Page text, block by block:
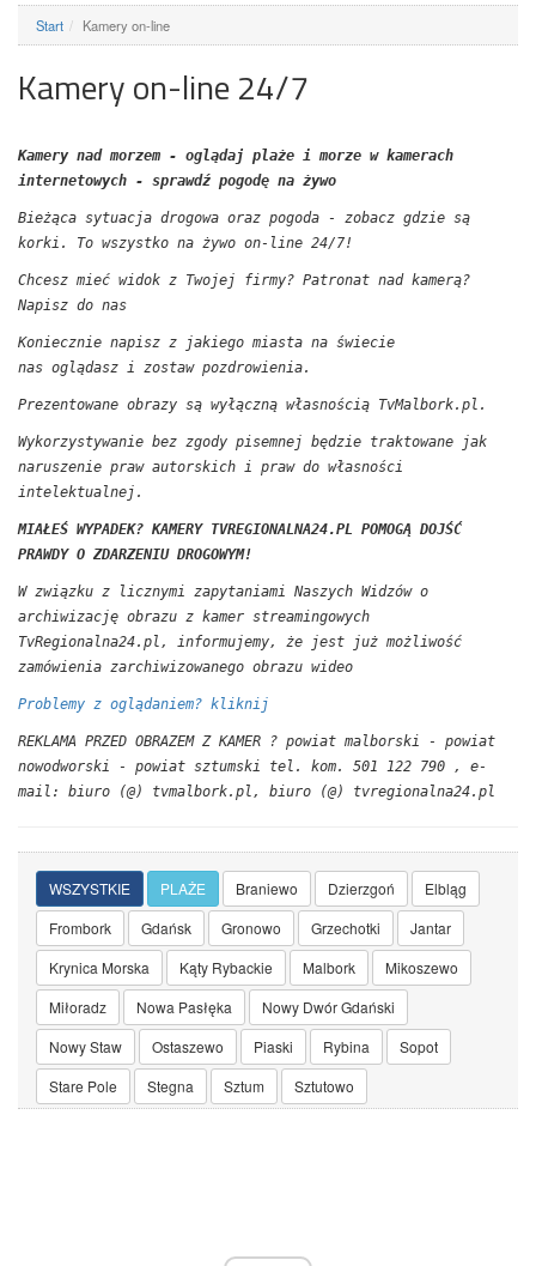
Start Kamery on-line
Kamery on-line 24/7
Kamery nad morzem - oglądaj plaże i morze w kamerach
internetowych - sprawdź pogodę na żywo
Bieżąca sytuacja drogowa oraz pogoda - zobacz gdzie są
korki. To wszystko na żywo on-line 24/7!
Chcesz mieć widok z Twojej firmy? Patronat nad kamerą?
Napisz do nas
Koniecznie napisz z jakiego miasta na świecie
nas oglądasz i zostaw pozdrowienia.
Prezentowane obrazy są wyłączną własnością TvMalbork.pl.
Wykorzystywanie bez zgody pisemnej będzie traktowane jak
naruszenie praw autorskich i praw do własności
intelektualnej.
MIAŁEŚ WYPADEK? KAMERY TVREGIONALNA24.PL POMOGĄ DOJŚĆ
PRAWDY O ZDARZENIU DROGOWYM!
W związku z licznymi zapytaniami Naszych Widzów o
archiwizację obrazu z kamer streamingowych
TvRegionalna24.pl, informujemy, że jest już możliwość
zamówienia zarchiwizowanego obrazu wideo
Problemy z oglądaniem? kliknij
REKLAMA PRZED OBRAZEM Z KAMER ? powiat malborski - powiat
nowodworski - powiat sztumski tel. kom. 501 122 790 , e-
mail: biuro (@) tvmalbork.pl, biuro (@) tvregionalna24.pl
WSZYSTKIE PLAŻE Braniewo Dzierzgoń
Elbląg
Frombork
Gdańsk Gronowo Grzechotki
Jantar
Krynica Morska
Kąty Rybackie Malbork
Mikoszewo
Miłoradz
Nowa Pasłęka
Nowy Dwór Gdański
Nowy Staw
Ostaszewo Piaski Rybina
Sopot
Stare Pole
Stegna Sztum Sztutowo